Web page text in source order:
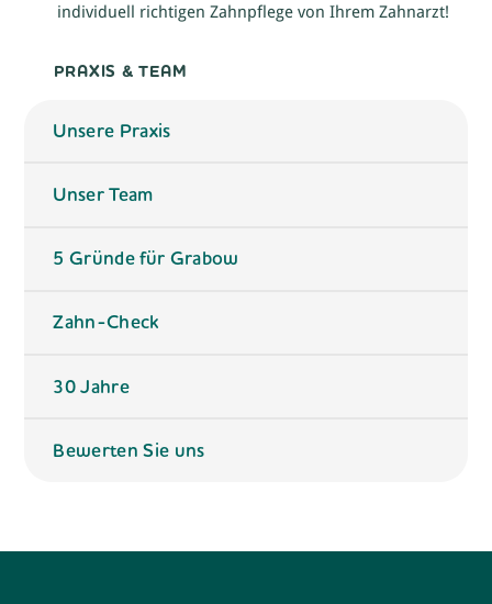
individuell richtigen Zahnpflege von Ihrem Zahnarzt!
PRAXIS & TEAM
Unsere Praxis
Unser Team
5 Gründe für Grabow
Zahn-Check
30 Jahre
Bewerten Sie uns